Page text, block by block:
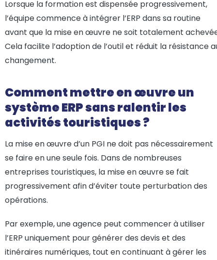
Lorsque la formation est dispensée progressivement,
l’équipe commence à intégrer l’ERP dans sa routine
avant que la mise en œuvre ne soit totalement
Cela facilite l’adoption de l’outil et réduit la résistance
changement.
Comment mettre en œuvre un
système ERP sans ralentir les
activités touristiques ?
La mise en œuvre d’un PGI ne doit pas nécessairement
se faire en une seule fois. Dans de nombreuses
entreprises touristiques, la mise en œuvre se fait
progressivement afin d’éviter toute perturbation des
opérations.
Par exemple, une agence peut commencer à utiliser
l’ERP uniquement pour générer des devis et des
itinéraires numériques, tout en continuant à gérer les